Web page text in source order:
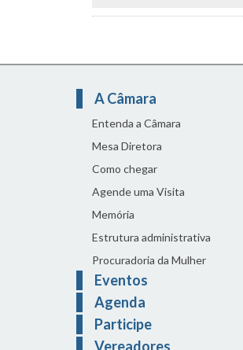
A Câmara
Entenda a Câmara
Mesa Diretora
Como chegar
Agende uma Visita
Memória
Estrutura administrativa
Procuradoria da Mulher
Eventos
Agenda
Participe
Vereadores